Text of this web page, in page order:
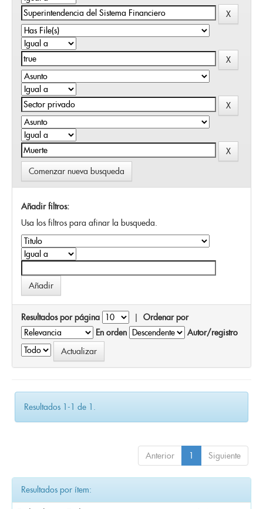
Comenzar nueva busqueda
Añadir filtros:
Usa los filtros para afinar la busqueda.
Resultados por página | Ordenar por
En orden
Autor/registro
Resultados 1-1 de 1.
Anterior 1 Siguiente
Resultados por ítem: